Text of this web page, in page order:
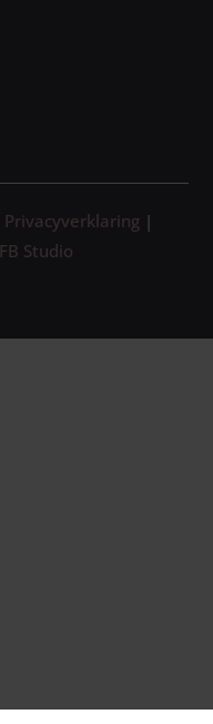
Privacyverklaring |
FB Studio